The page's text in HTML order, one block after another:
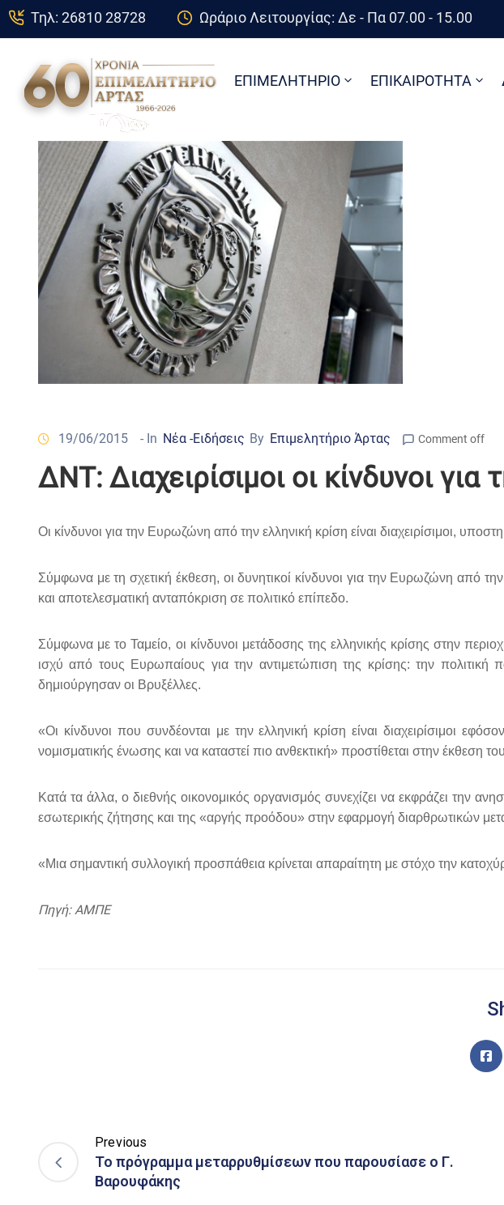
Τηλ: 26810 28728 Ωράριο Λειτουργίας: Δε - Πα 07.00 - 15.00
ΕΠΙΜΕΛΗΤΗΡΙΟ ΕΠΙΚΑΙΡΟΤΗΤΑ
19/06/2015 - In Νέα -Ειδήσεις By Επιμελητήριο Άρτας Comment off
ΔΝΤ: Διαχειρίσιμοι οι κίνδυνοι
Οι κίνδυνοι για την Ευρωζώνη από την ελληνική κρίση είναι διαχειρίσιμοι,
Σύμφωνα με τη σχετική έκθεση, οι δυνητικοί κίνδυνοι για την Ευρωζώνη από
και αποτελεσματική ανταπόκριση σε πολιτικό επίπεδο.
Σύμφωνα με το Ταμείο, οι κίνδυνοι μετάδοσης της ελληνικής κρίσης στην
ισχύ από τους Ευρωπαίους για την αντιμετώπιση της κρίσης: την
δημιούργησαν οι Βρυξέλλες.
«Οι κίνδυνοι που συνδέονται με την ελληνική κρίση είναι διαχειρίσιμοι
νομισματικής ένωσης και να καταστεί πιο ανθεκτική» προστίθεται στην έκθεση
Κατά τα άλλα, ο διεθνής οικονομικός οργανισμός συνεχίζει να εκφράζει την
εσωτερικής ζήτησης και της «αργής προόδου» στην εφαρμογή διαρθρωτικών
«Μια σημαντική συλλογική προσπάθεια κρίνεται απαραίτητη με στόχο την
Πηγή: ΑΜΠΕ
Previous
To πρόγραμμα μεταρρυθμίσεων που παρουσίασε ο Γ.
Βαρουφάκης